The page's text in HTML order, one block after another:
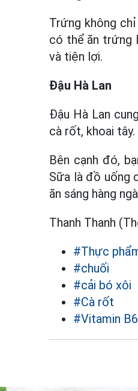
Trứng không
có thể ăn trứng
và tiện lợi.
Đậu Hà Lan
Đậu Hà Lan
cà rốt, khoai tây.
Bên cạnh đó,
Sữa là đồ uống
ăn sáng hàng
Thanh Thanh
#Thực
#chuối
#cải bó xôi
#Cà rốt
#Vitamin B6